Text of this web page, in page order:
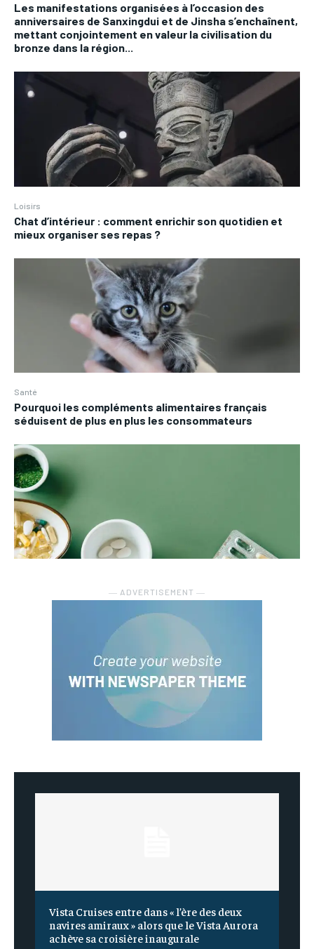
Les manifestations organisées à l’occasion des
anniversaires de Sanxingdui et de Jinsha s’enchaînent,
mettant conjointement en valeur la civilisation du
bronze dans la région...
Loisirs
Chat d’intérieur : comment enrichir son quotidien et
mieux organiser ses repas ?
Santé
Pourquoi les compléments alimentaires français
séduisent de plus en plus les consommateurs
― ADVERTISEMENT ―
Vista Cruises entre dans « l’ère des deux
navires amiraux » alors que le Vista Aurora
achève sa croisière inaugurale